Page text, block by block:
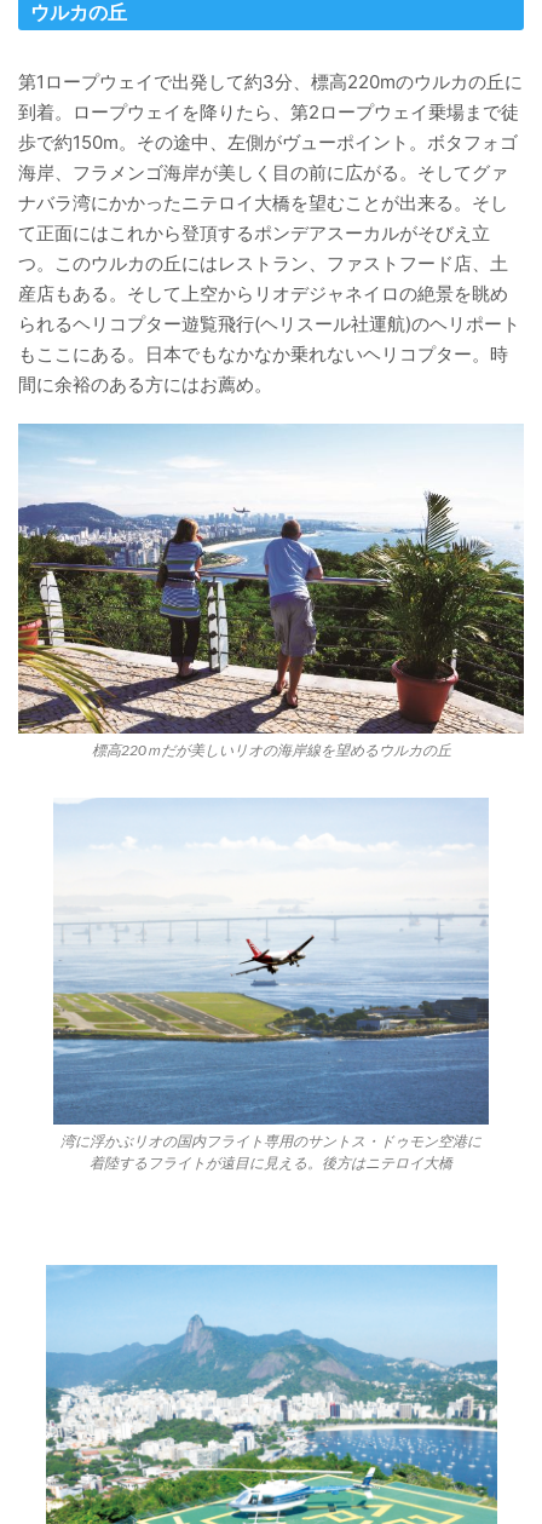
ウルカの丘
第1ロープウェイで出発して約3分、標高220mのウルカの丘に
到着。ロープウェイを降りたら、第2ロープウェイ乗場まで徒
歩で約150m。その途中、左側がヴューポイント。ボタフォゴ
海岸、フラメンゴ海岸が美しく目の前に広がる。そしてグァ
ナバラ湾にかかったニテロイ大橋を望むことが出来る。そし
て正面にはこれから登頂するポンデアスーカルがそびえ立
つ。このウルカの丘にはレストラン、ファストフード店、土
産店もある。そして上空からリオデジャネイロの絶景を眺め
られるヘリコプター遊覧飛行(ヘリスール社運航)のヘリポート
もここにある。日本でもなかなか乗れないヘリコプター。時
間に余裕のある方にはお薦め。
標高220ｍだが美しいリオの海岸線を望めるウルカの丘
湾に浮かぶリオの国内フライト専用のサントス・ドゥモン空港に
着陸するフライトが遠目に見える。後方はニテロイ大橋